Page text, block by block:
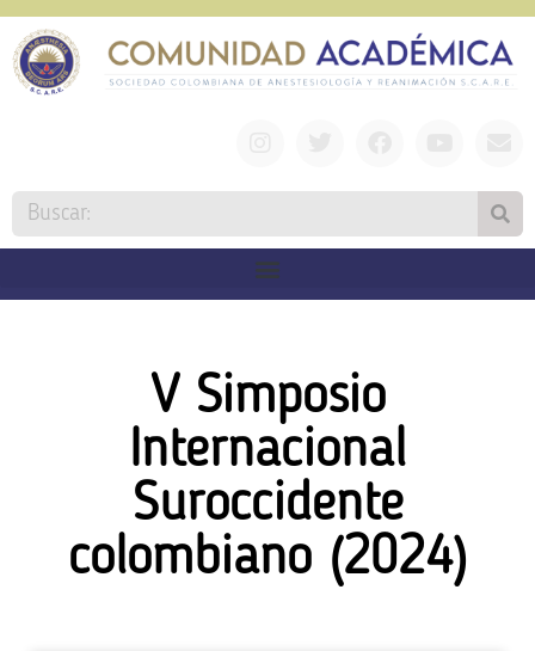
V Simposio
Internacional
Suroccidente
colombiano (2024)